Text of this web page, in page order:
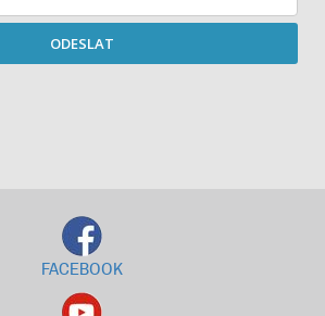
ODESLAT
FACEBOOK